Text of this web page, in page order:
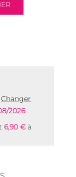
Changer
2026
6,90 € à